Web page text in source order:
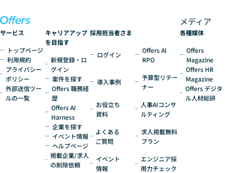
サービス
トップページ
利用規約
プライバシー
ポリシー
外部送信ツー
ルの一覧
キャリアアップ
を目指す
新規登録・ロ
グイン
案件を探す
Offers 職務経
歴
Offers AI
Harness
企業を探す
イベント情報
ヘルプページ
掲載企業/求人
の削除依頼
採用担当者さま
ログイン
導入事例
お役立ち
資料
よくある
ご質問
イベント
情報
Offers AI
RPO
予算型リテー
ナー
人事AIコンサ
ルティング
求人掲載無料
プラン
エンジニア採
用力チェック
メディア
各種媒体
Offers
Magazine
Offers HR
Magazine
Offers デジタ
ル人材総研